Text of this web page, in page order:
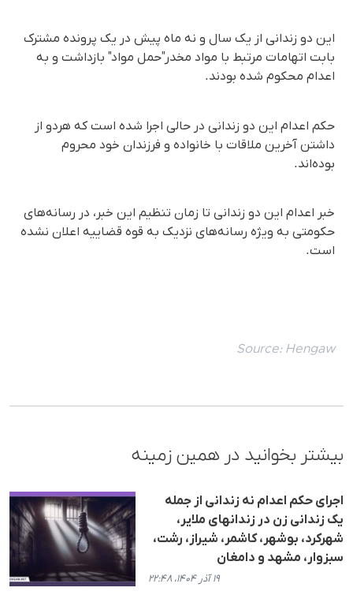
این دو زندانی از یک سال و نه ماه پیش در یک پرونده مشترک
بابت اتهامات مرتبط با مواد مخدر"حمل مواد" بازداشت و به
اعدام محکوم شده بودند.
حکم اعدام این دو زندانی در حالی اجرا شده است که هردو از
داشتن آخرین ملاقات با خانواده و فرزندان خود محروم
بوده‌اند.
خبر اعدام این دو زندانی تا زمان تنظیم این خبر، در رسانه‌های
حکومتی به ویژه رسانه‌های نزدیک به قوه قضاییه اعلان نشده
است.
Source: Hengaw
بیشتر بخوانید در همین زمینه
اجرای حکم اعدام نە زندانی از جملە
یک زندانی زن در زندانهای ملایر،
شهرکرد، بوشهر، کاشمر، شیراز، رشت،
سبزوار، مشهد و دامغان
۱۹ آذر ۱۴۰۴، ۲۲:۴۸